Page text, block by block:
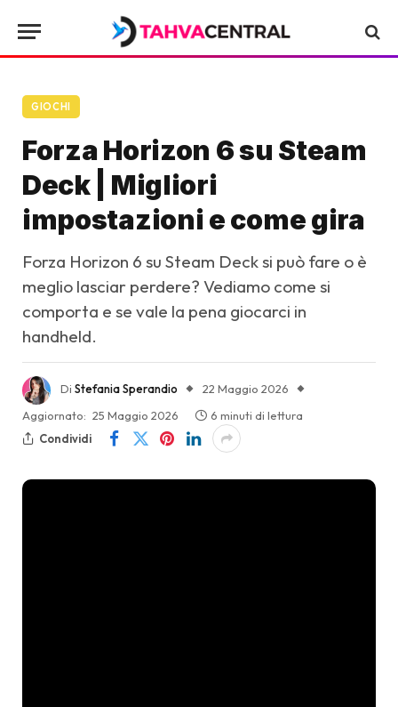
GIOCHI
Forza Horizon 6 su Steam
Deck | Migliori
impostazioni e come gira
Forza Horizon 6 su Steam Deck si può fare o è
meglio lasciar perdere? Vediamo come si
comporta e se vale la pena giocarci in
handheld.
Di Stefania Sperandio
22 Maggio 2026
Aggiornato: 25 Maggio 2026
6 minuti di lettura
Condividi